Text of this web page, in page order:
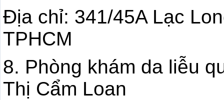
Địa chỉ: 341/45A Lạc
TPHCM
8. Phòng khám da liễu
Thị Cẩm Loan